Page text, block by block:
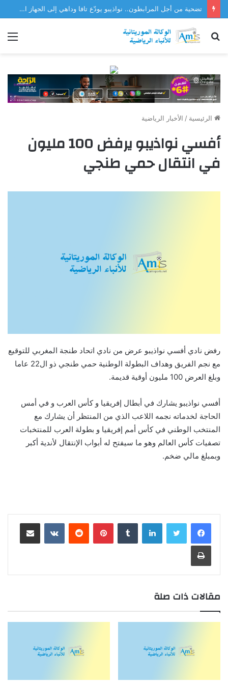
تضحية من أجل المرابطون.. نواذيبو يودّع تافا وداهي إلى الجهاز الفني للمنتخب
بحث
الرئيسية / الأخبار الرياضية
أفسي نواذيبو يرفض 100 مليون
في انتقال حمي طنجي
رفض نادي أفسي نواذيبو عرض من نادي اتحاد طنجة المغربي للتوقيع
مع نجم الفريق وهداف البطولة الوطنية حمي طنجي ذو ال22 عاما
وبلغ العرض 100 مليون أوقية قديمة.
أفسي نواذيبو يشارك في أبطال إفريقيا و كأس العرب و في أمس
الحاجة لخدماته نجمه اللاعب الذي من المنتظر أن يشارك مع
المنتخب الوطني في كأس أمم إفريقيا و بطولة العرب للمنتخبات
تصفيات كأس العالم وهو ما سيفتح له أبواب الإنتقال لأندية أكبر
وبمبلغ مالي ضخم.
لينكدإن بينتيريست مشاركة عبر البريد
طباعة
مقالات ذات صلة